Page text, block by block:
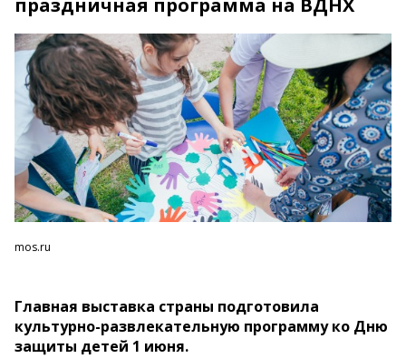
праздничная программа на ВДНХ
mos.ru
Главная выставка страны подготовила
культурно-развлекательную программу ко Дню
защиты детей 1 июня.